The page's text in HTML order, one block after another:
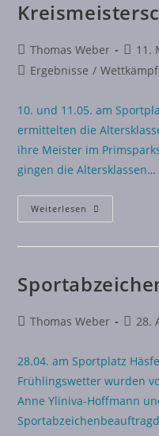
Thomas Weber
11.
Ergebnisse /
10. und 11.05. am
ermittelten die
ihre Meister im
gingen die Altersklassen…
Weiterlesen
Thomas Weber 28.
28.04. am Sportplatz
Frühlingswetter wurden
Anne Yliniva-Hoffmann